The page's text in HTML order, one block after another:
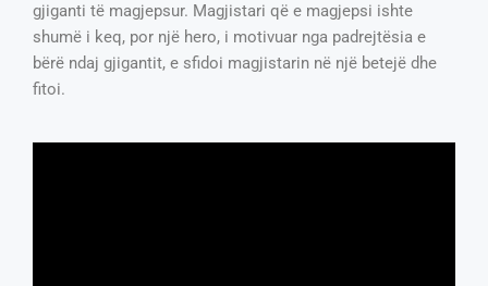
gjiganti të magjepsur. Magjistari që e magjepsi ishte
shumë i keq, por një hero, i motivuar nga padrejtësia e
bërë ndaj gjigantit, e sfidoi magjistarin në një betejë dhe
fitoi.